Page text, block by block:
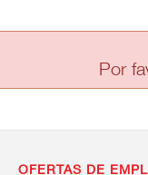
Por
OFERTAS DE